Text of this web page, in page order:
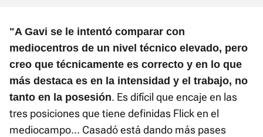
"A Gavi se le intentó comparar con
mediocentros de un nivel técnico elevado, pero
creo que técnicamente es correcto y en lo que
más destaca es en la intensidad y el trabajo, no
tanto en la posesión. Es difícil que encaje en las
tres posiciones que tiene definidas Flick en el
mediocampo... Casadó está dando más pases